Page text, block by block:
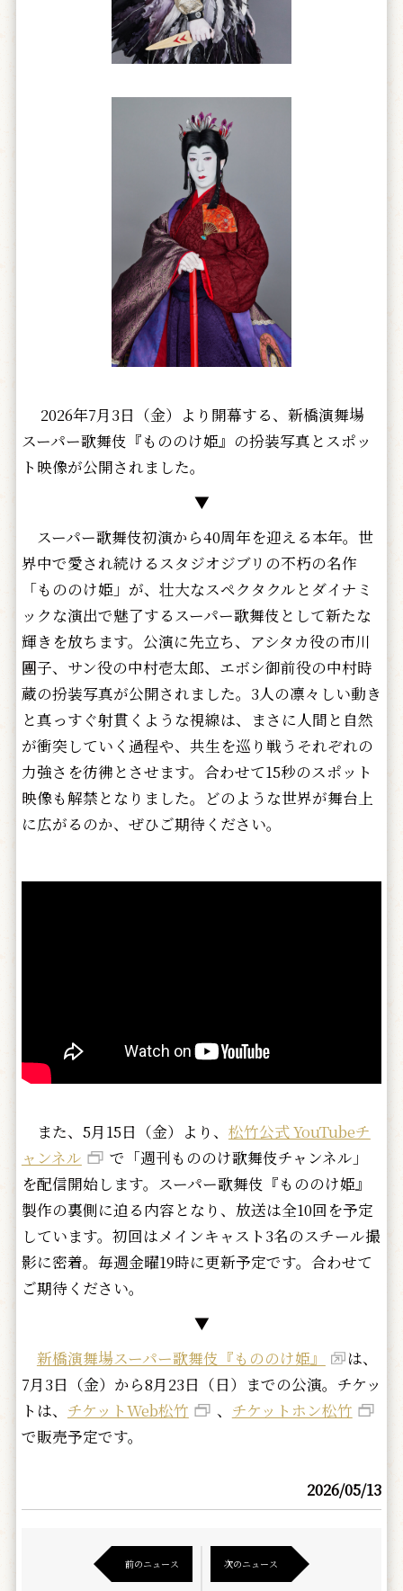
2026年7月3日（金）より開幕する、新橋演舞場
スーパー歌舞伎『もののけ姫』の扮装写真とスポッ
ト映像が公開されました。
▼
スーパー歌舞伎初演から40周年を迎える本年。世
界中で愛され続けるスタジオジブリの不朽の名作
「もののけ姫」が、壮大なスペクタクルとダイナミ
ックな演出で魅了するスーパー歌舞伎として新たな
輝きを放ちます。公演に先立ち、アシタカ役の市川
團子、サン役の中村壱太郎、エボシ御前役の中村時
蔵の扮装写真が公開されました。3人の凛々しい動き
と真っすぐ射貫くような視線は、まさに人間と自然
が衝突していく過程や、共生を巡り戦うそれぞれの
力強さを彷彿とさせます。合わせて15秒のスポット
映像も解禁となりました。どのような世界が舞台上
に広がるのか、ぜひご期待ください。
また、5月15日（金）より、 松竹公式 YouTubeチ
ャンネル
で「週刊もののけ歌舞伎チャンネル」
を配信開始します。スーパー歌舞伎『もののけ姫』
製作の裏側に迫る内容となり、放送は全10回を予定
しています。初回はメインキャスト3名のスチール撮
影に密着。毎週金曜19時に更新予定です。合わせて
ご期待ください。
▼
新橋演舞場スーパー歌舞伎『もののけ姫』
は、
7月3日（金）から8月23日（日）までの公演。チケッ
トは、 チケットWeb松竹 、 チケットホン松竹
で販売予定です。
2026/05/13
前のニュース 次のニュース